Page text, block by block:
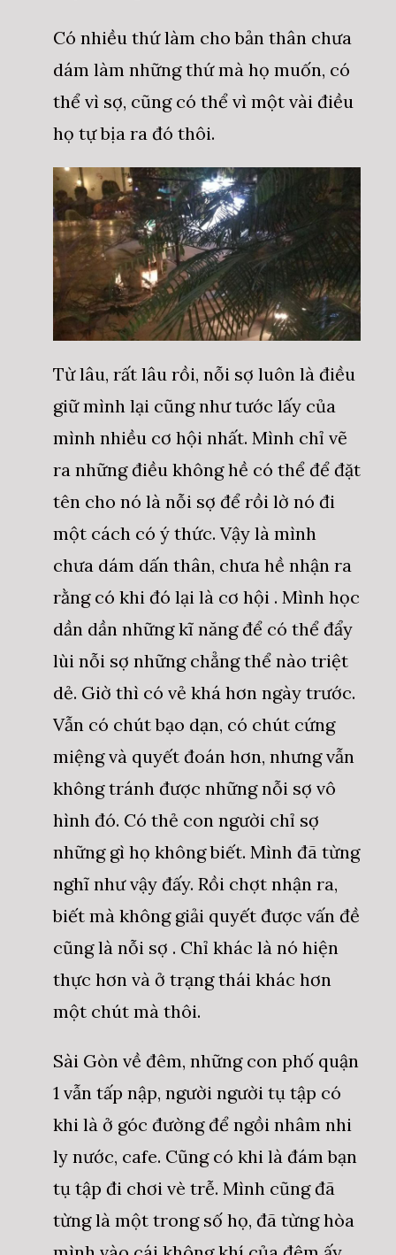
Có nhiều thứ làm cho bản thân chưa
dám làm những thứ mà họ muốn, có
thể vì sợ, cũng có thể vì một vài điều
họ tự bịa ra đó thôi.
Từ lâu, rất lâu rồi, nỗi sợ luôn là điều
giữ mình lại cũng như tước lấy của
mình nhiều cơ hội nhất. Mình chỉ vẽ
ra những điều không hề có thể để đặt
tên cho nó là nỗi sợ để rồi lờ nó đi
một cách có ý thức. Vậy là mình
chưa dám dấn thân, chưa hề nhận ra
rằng có khi đó lại là cơ hội . Mình học
dần dần những kĩ năng để có thể đẩy
lùi nỗi sợ những chẳng thể nào triệt
dẻ. Giờ thì có vẻ khá hơn ngày trước.
Vẫn có chút bạo dạn, có chút cứng
miệng và quyết đoán hơn, nhưng vẫn
không tránh được những nỗi sợ vô
hình đó. Có thẻ con người chỉ sợ
những gì họ không biết. Mình đã từng
nghĩ như vậy đấy. Rồi chợt nhận ra,
biết mà không giải quyết được vấn đề
cũng là nỗi sợ . Chỉ khác là nó hiện
thực hơn và ở trạng thái khác hơn
một chút mà thôi.
Sài Gòn về đêm, những con phố quận
1 vẫn tấp nập, người người tụ tập có
khi là ở góc đường để ngồi nhâm nhi
ly nước, cafe. Cũng có khi là đám bạn
tụ tập đi chơi vè trễ. Mình cũng đã
từng là một trong số họ, đã từng hòa